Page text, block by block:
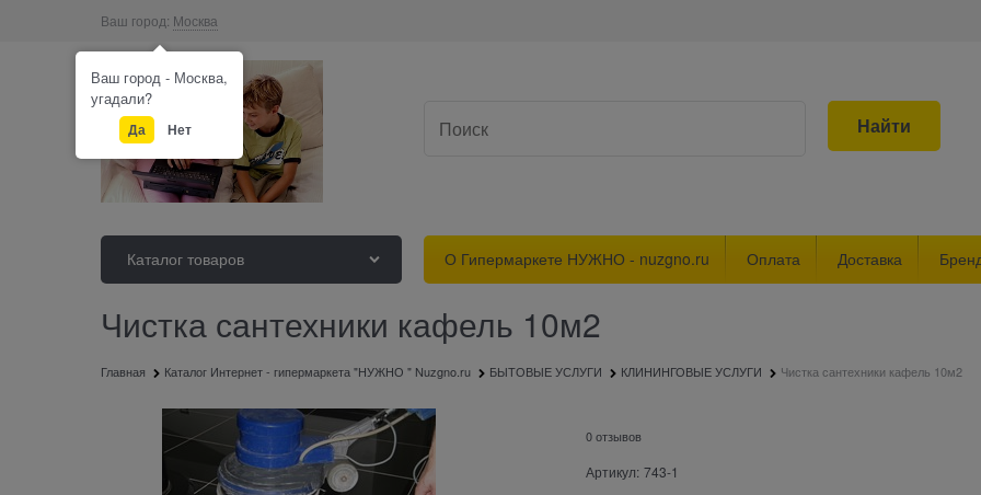
Ваш город: Москва
Найти
Каталог товаров О Гипермаркете НУЖНО - nuzgno.ru Оплата Доставка
Чистка сантехники кафель 10м2
Главная Каталог Интернет - гипермаркета "НУЖНО " Nuzgno.ru БЫТОВЫЕ УСЛУГИ КЛИНИНГОВЫЕ УСЛУГИ Чистка сантехники кафель 10м2
0 отзывов
Артикул: 743-1
Ваш город - Москва,
угадали?
Да Нет